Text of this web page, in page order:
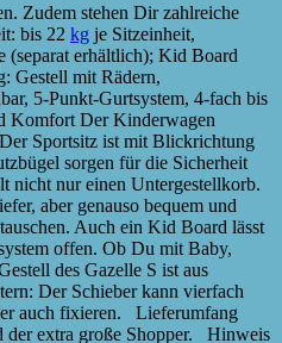
Zudem stehen Dir zahlreiche
bis 22 kg je Sitzeinheit,
(separat erhältlich); Kid Board
Gestell mit Rädern,
5-Punkt-Gurtsystem, 4-fach bis
Komfort Der Kinderwagen
Sportsitz ist mit Blickrichtung
sorgen für die Sicherheit
nicht nur einen Untergestellkorb.
aber genauso bequem und
Auch ein Kid Board lässt
offen. Ob Du mit Baby,
des Gazelle S ist aus
Der Schieber kann vierfach
auch fixieren. Lieferumfang
der extra große Shopper. Hinweis